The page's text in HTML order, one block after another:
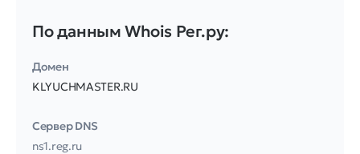
По данным Whois Рег.ру:
Домен
KLYUCHMASTER.RU
Сервер DNS
ns1.reg.ru